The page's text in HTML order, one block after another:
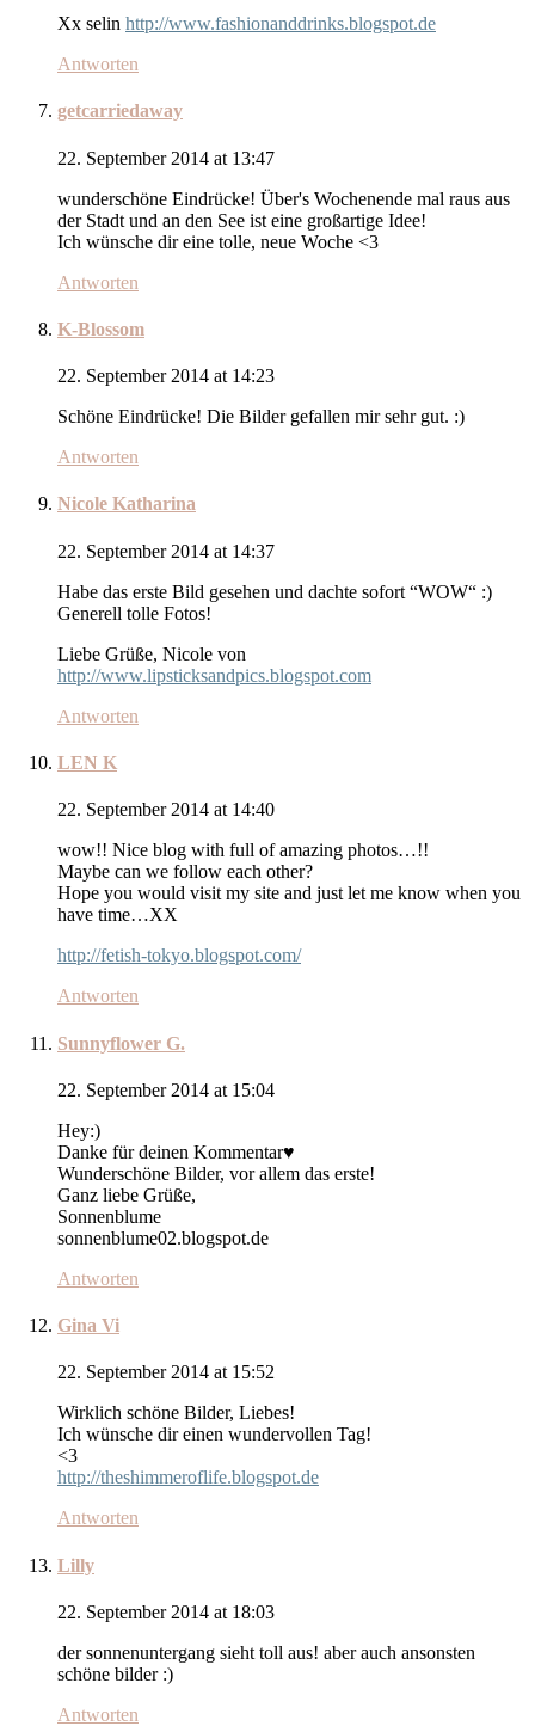
Xx selin http://www.fashionanddrinks.blogspot.de
Antworten
getcarriedaway
22. September 2014 at 13:47
wunderschöne Eindrücke! Über's Wochenende mal raus aus
der Stadt und an den See ist eine großartige Idee!
Ich wünsche dir eine tolle, neue Woche <3
Antworten
K-Blossom
22. September 2014 at 14:23
Schöne Eindrücke! Die Bilder gefallen mir sehr gut. :)
Antworten
Nicole Katharina
22. September 2014 at 14:37
Habe das erste Bild gesehen und dachte sofort “WOW“ :)
Generell tolle Fotos!
Liebe Grüße, Nicole von
http://www.lipsticksandpics.blogspot.com
Antworten
LEN K
22. September 2014 at 14:40
wow!! Nice blog with full of amazing photos…!!
Maybe can we follow each other?
Hope you would visit my site and just let me know when you
have time…XX
http://fetish-tokyo.blogspot.com/
Antworten
Sunnyflower G.
22. September 2014 at 15:04
Hey:)
Danke für deinen Kommentar♥
Wunderschöne Bilder, vor allem das erste!
Ganz liebe Grüße,
Sonnenblume
sonnenblume02.blogspot.de
Antworten
Gina Vi
22. September 2014 at 15:52
Wirklich schöne Bilder, Liebes!
Ich wünsche dir einen wundervollen Tag!
<3
http://theshimmeroflife.blogspot.de
Antworten
Lilly
22. September 2014 at 18:03
der sonnenuntergang sieht toll aus! aber auch ansonsten
schöne bilder :)
Antworten